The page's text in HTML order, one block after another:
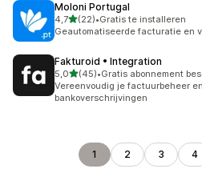
Moloni Portugal
4,7van 5 sterren
(22)
22 recensies in totaal
•Gratis te installeren
Geautomatiseerde facturatie en
Fakturoid • Integration
5,0van 5 sterren
(45)
45 recensies in totaal
•Gratis abonnement
Vereenvoudig je factuurbeheer
bankoverschrijvingen
1 2 3 4